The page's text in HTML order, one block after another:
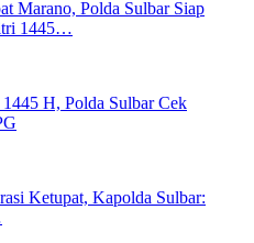
Marano, Polda Sulbar Siap
1445…
H, Polda Sulbar Cek
Ketupat, Kapolda Sulbar: